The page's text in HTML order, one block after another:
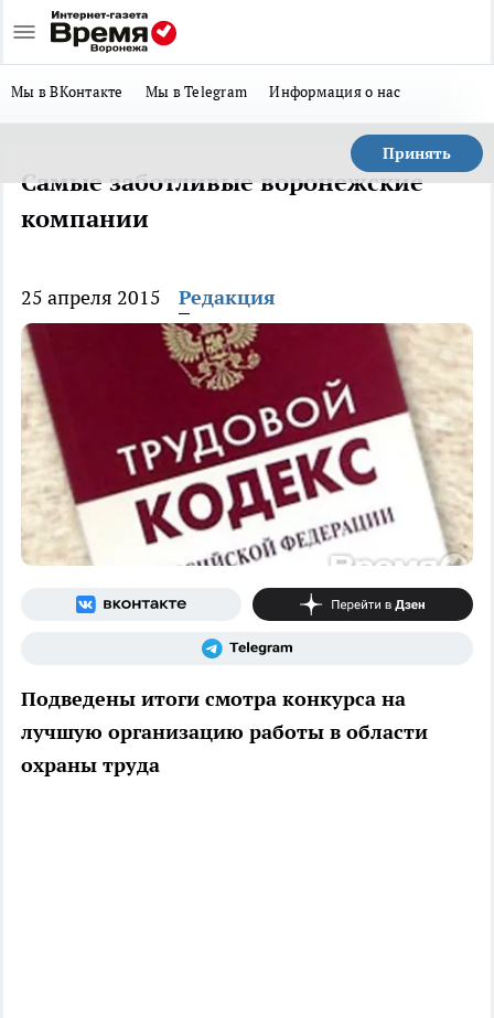
Мы в ВКонтакте Мы в Telegram Информация о нас
Принять
Самые заботливые воронежские
компании
25 апреля 2015 Редакция
Подведены итоги смотра конкурса на
лучшую организацию работы в области
охраны труда